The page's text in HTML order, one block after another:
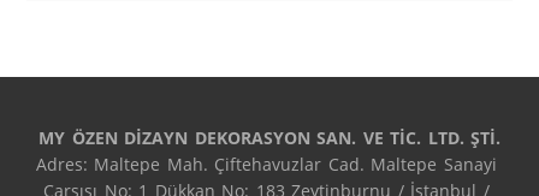
MY ÖZEN DİZAYN DEKORASYON SAN. VE TİC. LTD. ŞTİ.
Adres: Maltepe Mah. Çiftehavuzlar Cad. Maltepe Sanayi
Çarşısı No: 1 Dükkan No: 183 Zeytinburnu / İstanbul /